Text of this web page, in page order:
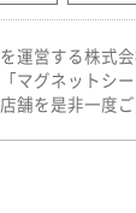
運営する株式
マグネットシ
舗を是非一度ご